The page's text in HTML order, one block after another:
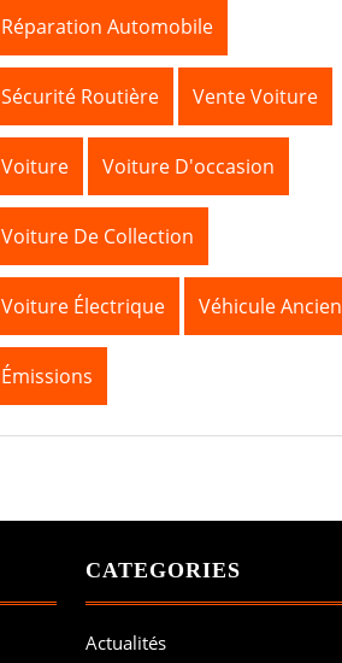
Réparation Automobile
Sécurité Routière Vente Voiture
Voiture Voiture D'occasion
Voiture De Collection
Voiture Électrique Véhicule Ancien
Émissions
CATEGORIES
Actualités